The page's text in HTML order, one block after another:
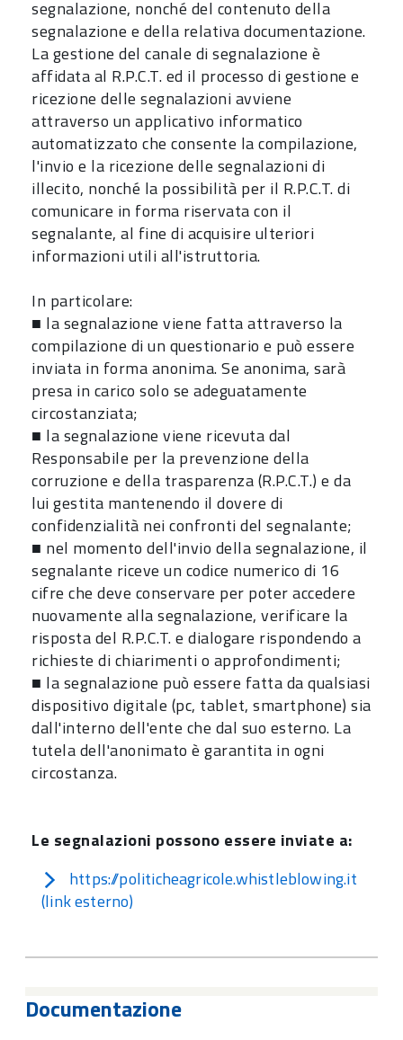
segnalazione, nonché del contenuto della
segnalazione e della relativa documentazione.
La gestione del canale di segnalazione è
affidata al R.P.C.T. ed il processo di gestione e
ricezione delle segnalazioni avviene
attraverso un applicativo informatico
automatizzato che consente la compilazione,
l'invio e la ricezione delle segnalazioni di
illecito, nonché la possibilità per il R.P.C.T. di
comunicare in forma riservata con il
segnalante, al fine di acquisire ulteriori
informazioni utili all'istruttoria.
In particolare:
■ la segnalazione viene fatta attraverso la
compilazione di un questionario e può essere
inviata in forma anonima. Se anonima, sarà
presa in carico solo se adeguatamente
circostanziata;
■ la segnalazione viene ricevuta dal
Responsabile per la prevenzione della
corruzione e della trasparenza (R.P.C.T.) e da
lui gestita mantenendo il dovere di
confidenzialità nei confronti del segnalante;
■ nel momento dell'invio della segnalazione, il
segnalante riceve un codice numerico di 16
cifre che deve conservare per poter accedere
nuovamente alla segnalazione, verificare la
risposta del R.P.C.T. e dialogare rispondendo a
richieste di chiarimenti o approfondimenti;
■ la segnalazione può essere fatta da qualsiasi
dispositivo digitale (pc, tablet, smartphone) sia
dall'interno dell'ente che dal suo esterno. La
tutela dell'anonimato è garantita in ogni
circostanza.
Le segnalazioni possono essere inviate a:
https://politicheagricole.whistleblowing.it
(link esterno)
Documentazione